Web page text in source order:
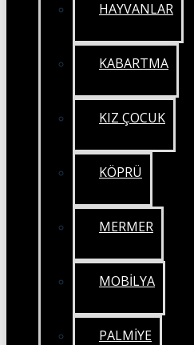
HAYVANLAR
KABARTMA
KIZ ÇOCUK
KÖPRÜ
MERMER
MOBİLYA
PALMİYE